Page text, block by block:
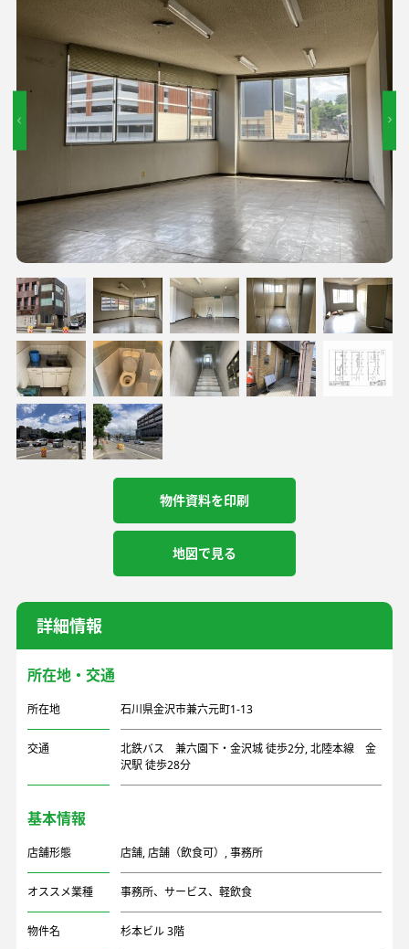
物件資料を印刷
地図で見る
詳細情報
所在地・交通
所在地 石川県金沢市兼六元町1-13
交通
北鉄バス 兼六園下・金沢城 徒歩2分, 北陸本線 金
沢駅 徒歩28分
基本情報
店舗形態 店舗,店舗（飲食可） ,事務所
オススメ業種 事務所、サービス、軽飲食
物件名 杉本ビル 3階